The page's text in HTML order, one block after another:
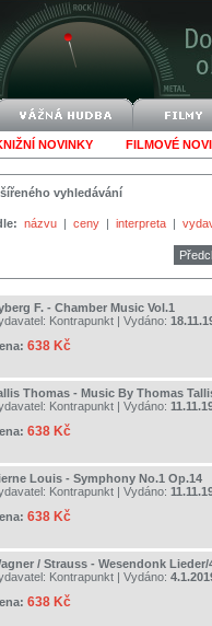
NOVINKY FILMOVÉ
vyhledávání
názvu | ceny | interpreta |
F. - Chamber Music Vol.1
Kontrapunkt | Vydáno:
638 Kč
Thomas - Music By Thomas
Kontrapunkt | Vydáno:
638 Kč
Louis - Symphony No.1 Op.14
Kontrapunkt | Vydáno:
638 Kč
/ Strauss - Wesendonk Lieder/
Kontrapunkt | Vydáno:
638 Kč